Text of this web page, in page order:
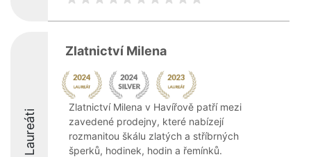
Laureáti
Zlatnictví Milena
Zlatnictví Milena v Havířově patří mezi
zavedené prodejny, které nabízejí
rozmanitou škálu zlatých a stříbrných
šperků, hodinek, hodin a řemínků.